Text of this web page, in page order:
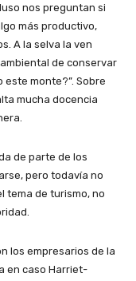
nos preguntan si
más productivo,
A la selva la ven
de conservar
monte?”. Sobre
mucha docencia
de parte de los
pero todavía no
tema de turismo, no
los empresarios de la
en caso Harriet-